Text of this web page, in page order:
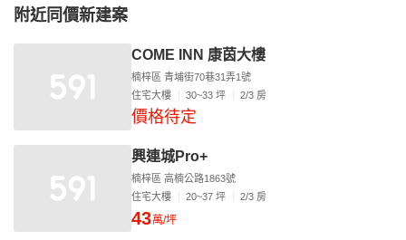
附近同價新建案
COME INN 康茵大樓
楠梓區 青埔街70巷31弄1號
住宅大樓
30~33 坪 2/3 房
價格待定
興連城Pro+
楠梓區 高楠公路1863號
住宅大樓
20~37 坪 2/3 房
43萬/坪